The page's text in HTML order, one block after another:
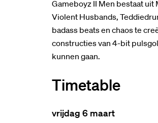
Gameboyz II Men bestaat uit
Violent Husbands,
badass beats en chaos te
constructies van 4-bit
kunnen gaan.
Timetable
vrijdag 6 maart